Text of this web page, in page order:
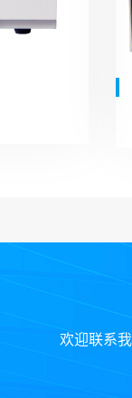
欢迎联系